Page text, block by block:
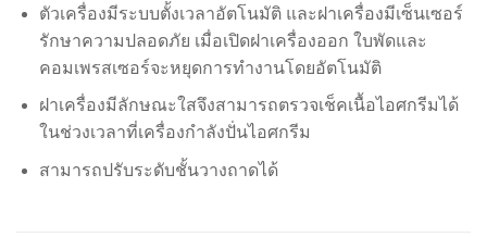
ตัวเครื่องมีระบบตั้งเวลาอัตโนมัติ และฝาเครื่องมีเซ็นเซอร์
รักษาความปลอดภัย เมื่อเปิดฝาเครื่องออก ใบพัดและ
คอมเพรสเซอร์จะหยุดการทำงานโดยอัตโนมัติ
ฝาเครื่องมีลักษณะใสจึงสามารถตรวจเช็คเนื้อไอศกรีมได้
ในช่วงเวลาที่เครื่องกำลังปั่นไอศกรีม
สามารถปรับระดับชั้นวางถาดได้